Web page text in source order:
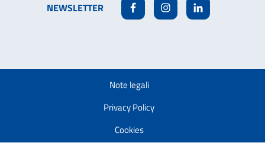
NEWSLETTER FacebookInstagramLinkedin
Note legali
Privacy Policy
Cookies